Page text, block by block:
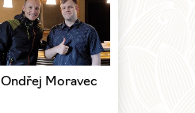
Ondřej Moravec